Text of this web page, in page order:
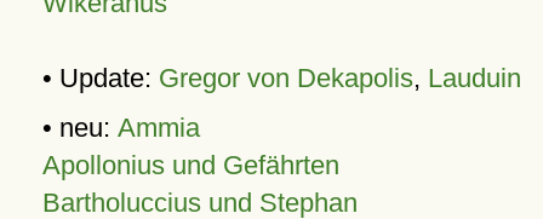
• Update: Gregor von Dekapolis, Lauduin
• neu: Ammia
Apollonius und Gefährten
Bartholuccius und Stephan